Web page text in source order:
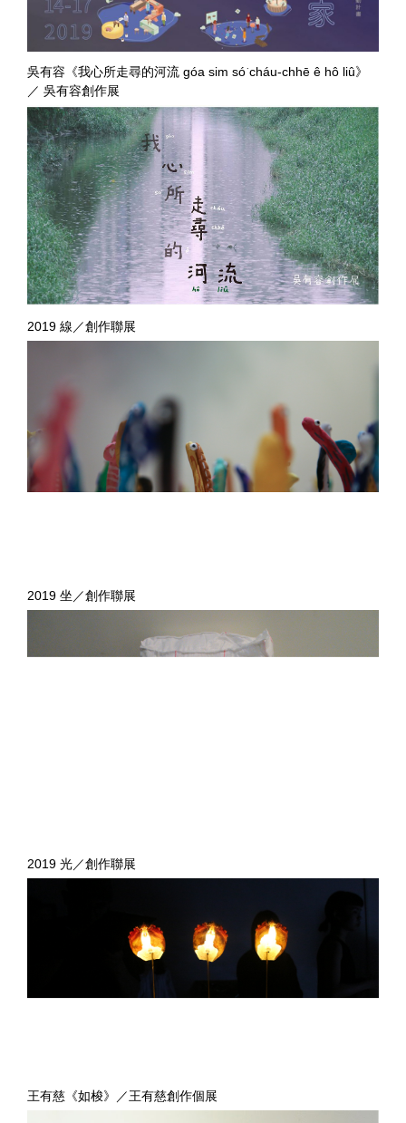
吳有容《我心所走尋的河流 góa sim só͘ cháu-chhē ê hô liû》
／ 吳有容創作展
2019 線／創作聯展
2019 坐／創作聯展
2019 光／創作聯展
王有慈《如梭》／王有慈創作個展